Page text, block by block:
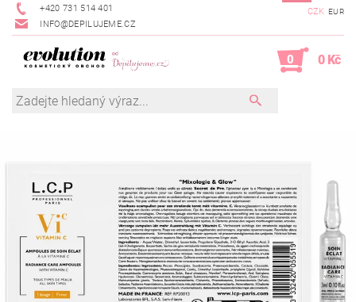
+420 731 514 401
INFO@DEPILUJEME.CZ
CZK EUR
0 0 Kč